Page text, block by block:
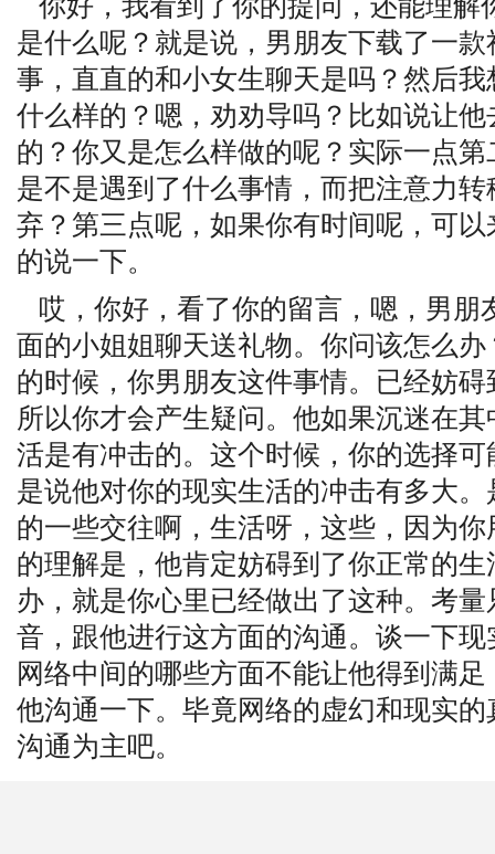
你好，我看到了你的提问，还能理解
是什么呢？就是说，男朋友下载了一
事，直直的和小女生聊天是吗？然后
什么样的？嗯，劝劝导吗？比如说让
的？你又是怎么样做的呢？实际一点
是不是遇到了什么事情，而把注意力
弃？第三点呢，如果你有时间呢，可
的说一下。
哎，你好，看了你的留言，嗯，男朋
面的小姐姐聊天送礼物。你问该怎么
的时候，你男朋友这件事情。已经妨
所以你才会产生疑问。他如果沉迷在
活是有冲击的。这个时候，你的选择
是说他对你的现实生活的冲击有多大
的一些交往啊，生活呀，这些，因为
的理解是，他肯定妨碍到了你正常的
办，就是你心里已经做出了这种。考
音，跟他进行这方面的沟通。谈一下
网络中间的哪些方面不能让他得到满
他沟通一下。毕竟网络的虚幻和现实
沟通为主吧。